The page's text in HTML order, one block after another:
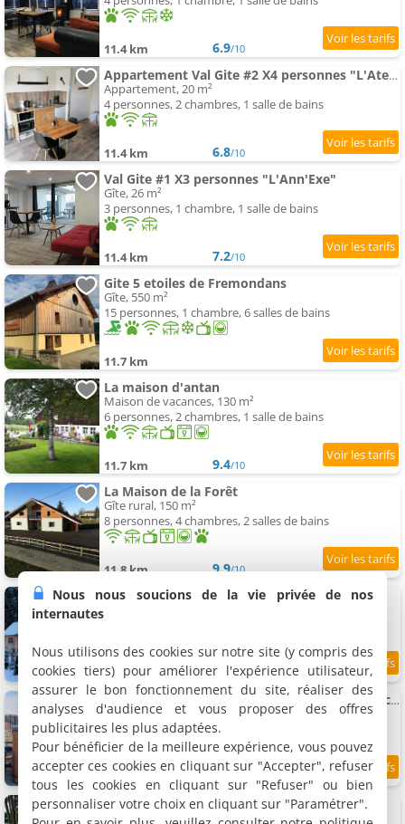
11.4 km 6.9/10
Appartement Val Gite #2 X4 personnes "L'Atelier"
Appartement, 20 m²
4 personnes, 2 chambres, 1 salle de bains
11.4 km 6.8/10
Val Gite #1 X3 personnes "L'Ann'Exe"
Gîte, 26 m²
3 personnes, 1 chambre, 1 salle de bains
11.4 km 7.2/10
Gite 5 etoiles de Fremondans
Gîte, 550 m²
15 personnes, 1 chambre, 6 salles de bains
11.7 km
La maison d'antan
Maison de vacances, 130 m²
6 personnes, 2 chambres, 1 salle de bains
11.7 km 9.4/10
La Maison de la Forêt
Gîte rural, 150 m²
8 personnes, 4 chambres, 2 salles de bains
11.8 km 9.9/10
Kota finlandais Au Doubs
11.9 km 9.7/10
Chalet Vert bain nordique privé Skadi tps de chauffe 1h30
Chalet, 35 m²
2 personnes, 1 chambre, 1 salle de bains
11.9 km 10
Gîte Les Cigognes
Gîte, 65 m²
Nous nous soucions de la vie privée de nos
internautes
Nous utilisons des cookies sur notre site (y compris des
cookies tiers) pour améliorer l'expérience utilisateur,
assurer le bon fonctionnement du site, réaliser des
analyses d'audience et vous proposer des offres
publicitaires les plus adaptées.
Pour bénéficier de la meilleure expérience, vous pouvez
accepter ces cookies en cliquant sur "Accepter", refuser
tous les cookies en cliquant sur "Refuser" ou bien
personnaliser votre choix en cliquant sur "Paramétrer".